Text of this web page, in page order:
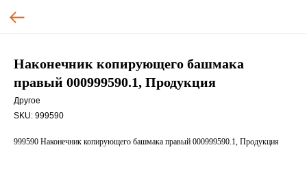
Наконечник копирующего башмака
правый 000999590.1, Продукция
Другое
SKU: 999590
999590 Наконечник копирующего башмака правый 000999590.1, Продукция